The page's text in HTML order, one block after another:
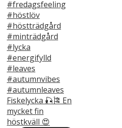
Fiskelycka 🎣🎏 En
mycket fin
höstkväll 😍